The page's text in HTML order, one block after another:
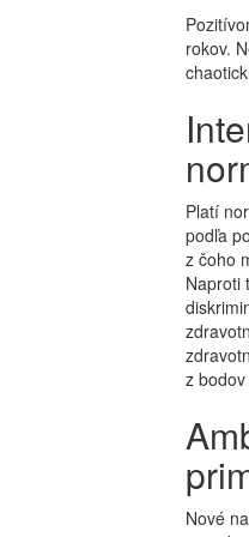
rokov.
Platí
podľa
z čoho
Naproti
z
Nové